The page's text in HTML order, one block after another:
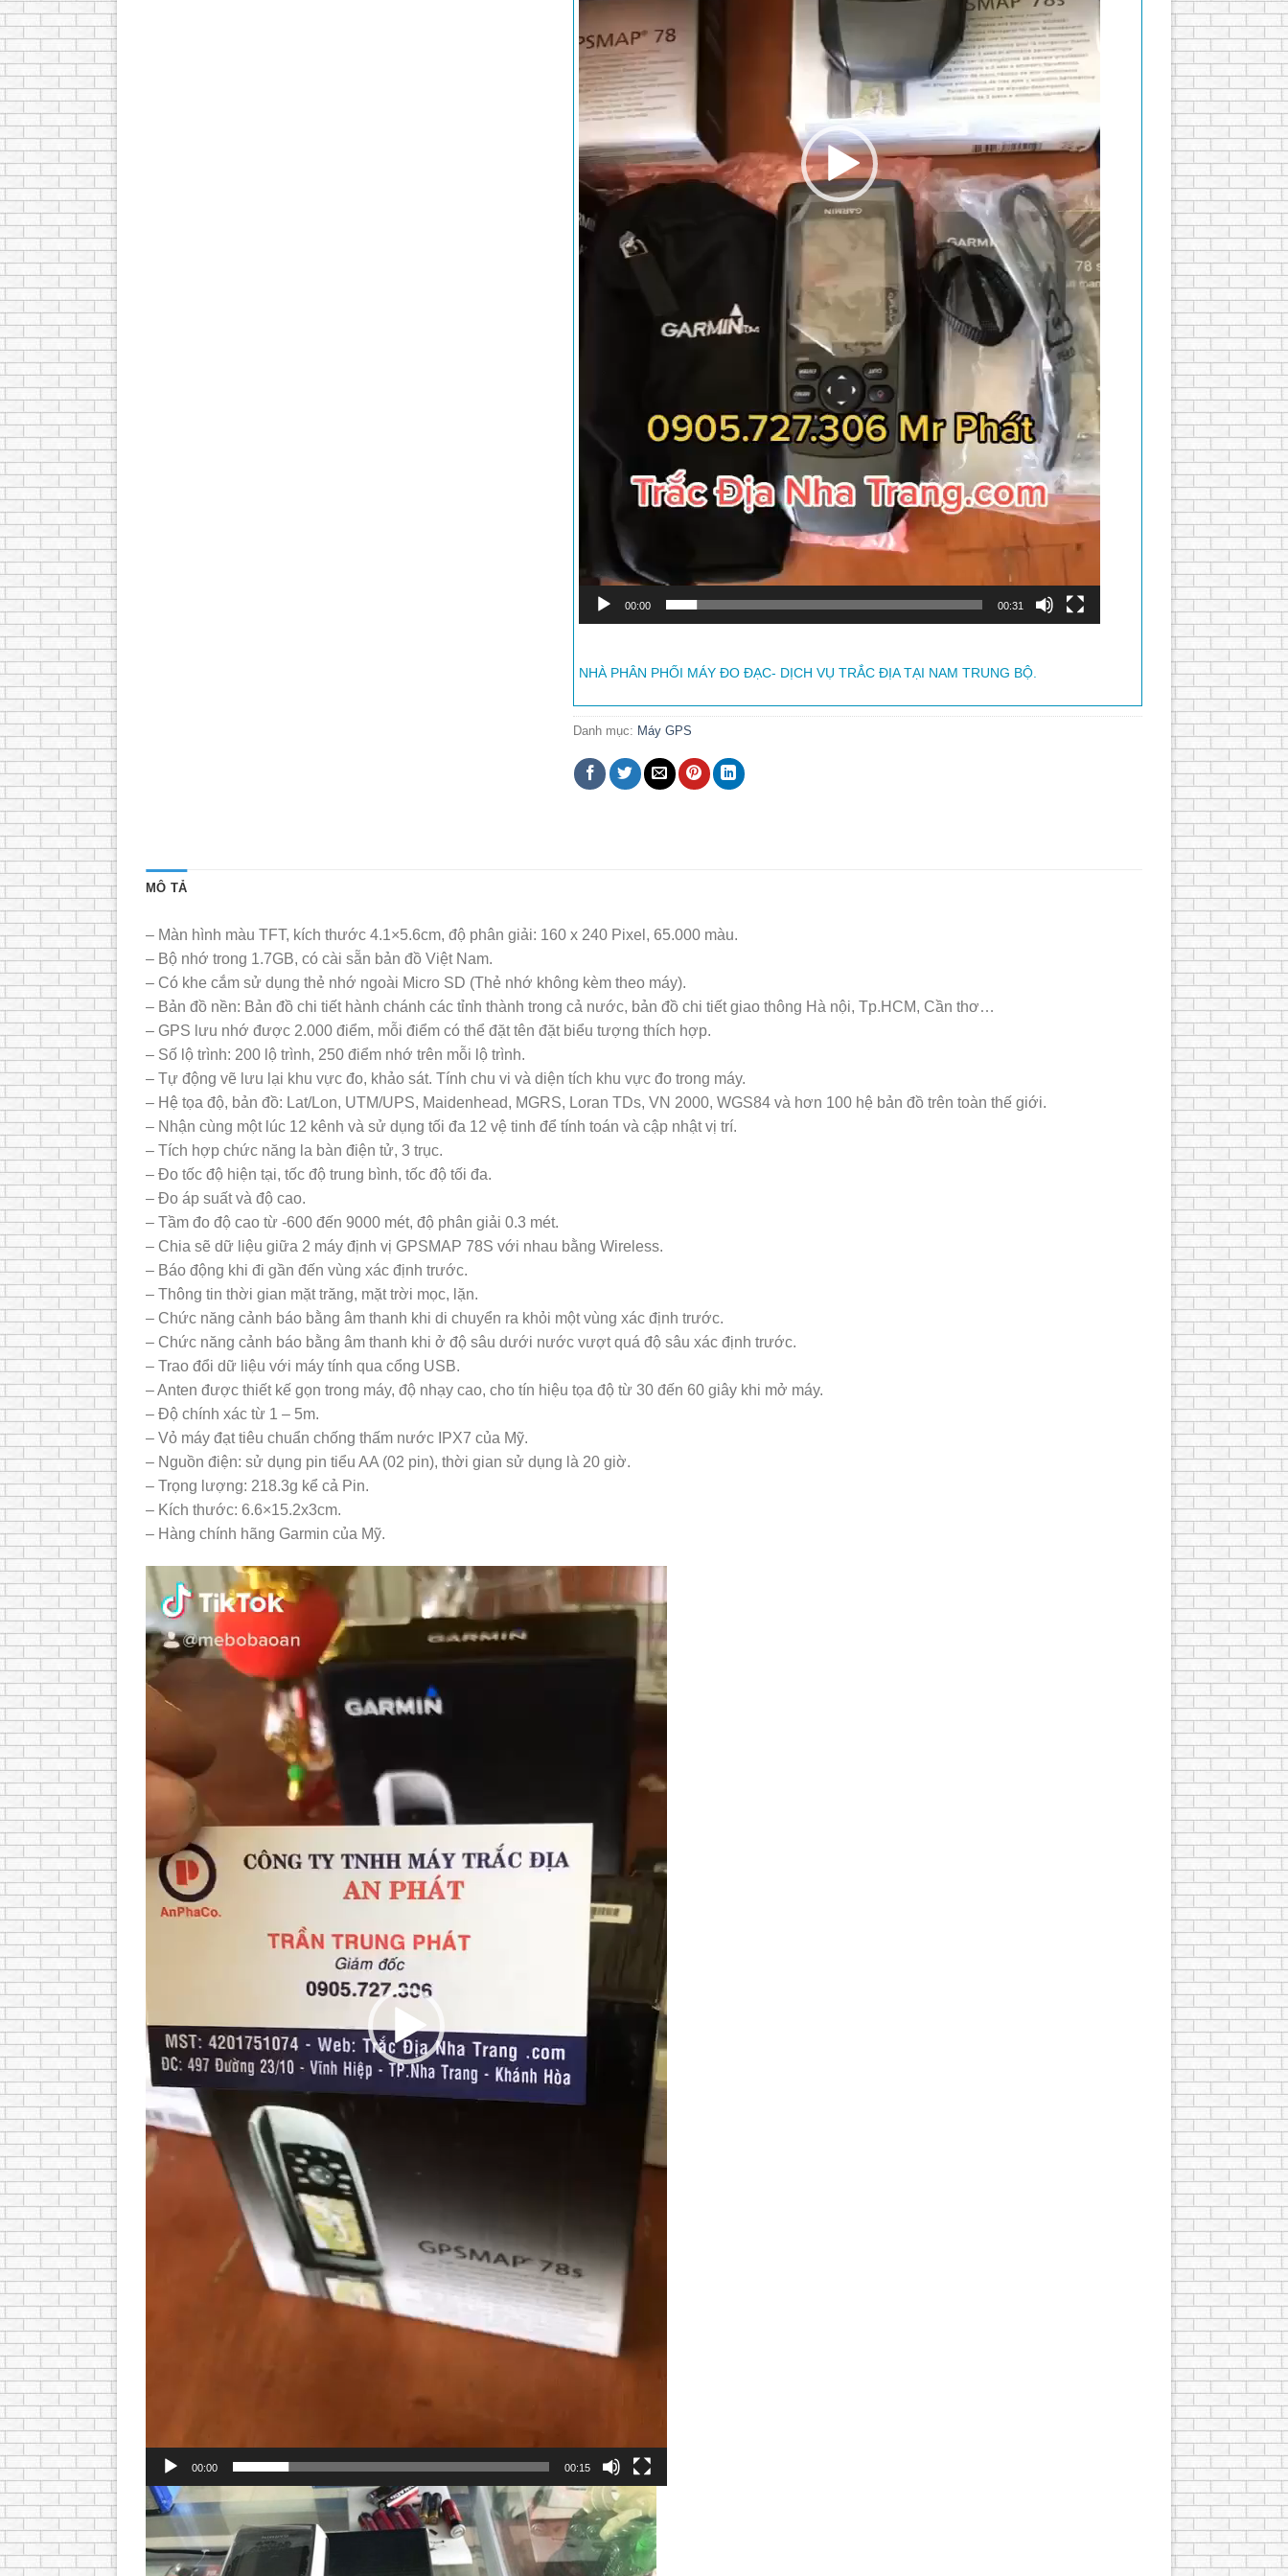
00:00 00:31
NHÀ PHÂN PHỐI MÁY ĐO ĐẠC- DỊCH VỤ TRẮC ĐỊA TẠI NAM TRUNG BỘ.
Danh mục: Máy GPS
MÔ TẢ
– Màn hình màu TFT, kích thước 4.1×5.6cm, độ phân giải: 160 x 240 Pixel, 65.000 màu.
– Bộ nhớ trong 1.7GB, có cài sẵn bản đồ Việt Nam.
– Có khe cắm sử dụng thẻ nhớ ngoài Micro SD (Thẻ nhớ không kèm theo máy).
– Bản đồ nền: Bản đồ chi tiết hành chánh các tỉnh thành trong cả nước, bản đồ chi tiết giao thông Hà nội, Tp.HCM, Cần thơ…
– GPS lưu nhớ được 2.000 điểm, mỗi điểm có thể đặt tên đặt biểu tượng thích hợp.
– Số lộ trình: 200 lộ trình, 250 điểm nhớ trên mỗi lộ trình.
– Tự động vẽ lưu lại khu vực đo, khảo sát. Tính chu vi và diện tích khu vực đo trong máy.
– Hệ tọa độ, bản đồ: Lat/Lon, UTM/UPS, Maidenhead, MGRS, Loran TDs, VN 2000, WGS84 và hơn 100 hệ bản đồ trên toàn thế giới.
– Nhận cùng một lúc 12 kênh và sử dụng tối đa 12 vệ tinh để tính toán và cập nhật vị trí.
– Tích hợp chức năng la bàn điện tử, 3 trục.
– Đo tốc độ hiện tại, tốc độ trung bình, tốc độ tối đa.
– Đo áp suất và độ cao.
– Tầm đo độ cao từ -600 đến 9000 mét, độ phân giải 0.3 mét.
– Chia sẽ dữ liệu giữa 2 máy định vị GPSMAP 78S với nhau bằng Wireless.
– Báo động khi đi gần đến vùng xác định trước.
– Thông tin thời gian mặt trăng, mặt trời mọc, lặn.
– Chức năng cảnh báo bằng âm thanh khi di chuyển ra khỏi một vùng xác định trước.
– Chức năng cảnh báo bằng âm thanh khi ở độ sâu dưới nước vượt quá độ sâu xác định trước.
– Trao đổi dữ liệu với máy tính qua cổng USB.
– Anten được thiết kế gọn trong máy, độ nhạy cao, cho tín hiệu tọa độ từ 30 đến 60 giây khi mở máy.
– Độ chính xác từ 1 – 5m.
– Vỏ máy đạt tiêu chuẩn chống thấm nước IPX7 của Mỹ.
– Nguồn điện: sử dụng pin tiểu AA (02 pin), thời gian sử dụng là 20 giờ.
– Trọng lượng: 218.3g kể cả Pin.
– Kích thước: 6.6×15.2x3cm.
– Hàng chính hãng Garmin của Mỹ.
Trình
chơi
Video
00:00 00:15